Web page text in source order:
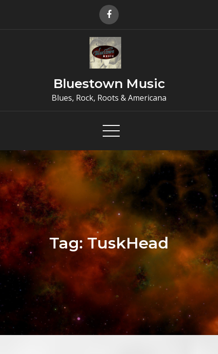
Bluestown Music
Blues, Rock, Roots & Americana
Tag:TuskHead